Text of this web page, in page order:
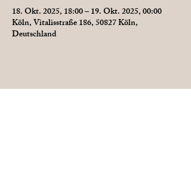
18. Okt. 2025, 18:00 – 19. Okt. 2025, 00:00
Köln, Vitalisstraße 186, 50827 Köln,
Deutschland